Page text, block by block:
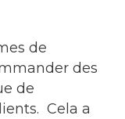
de
des
de
Cela a